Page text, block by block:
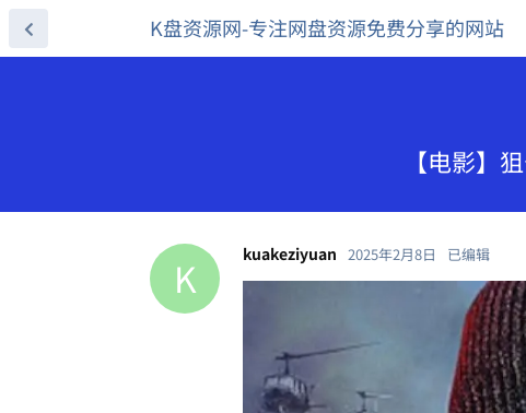
K盘资源网-专注网盘资源免费分享的网站
【电影】
K kuakeziyuan 2025年2月8日 已编辑